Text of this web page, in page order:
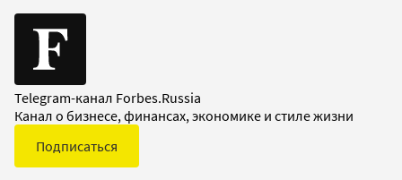
Telegram-канал Forbes.Russia
Канал о бизнесе, финансах, экономике и стиле жизни
Подписаться